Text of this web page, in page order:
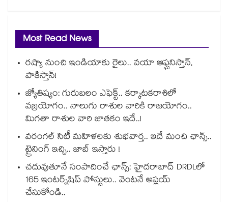
Most Read News
రష్యా నుంచి ఇండియాకు రైలు.. వయా ఆఫ్ఘనిస్తాన్,
పాకిస్తాన్!
జ్యోతిష్యం: గురుబలం ఎఫెక్ట్.. కర్కాటకరాశిలో
వజ్రయోగం.. నాలుగు రాశుల వారికి రాజయోగం..
మిగతా రాశుల వారి జాతకం ఇదే..!
వరంగల్ సిటీ మహిళలకు శుభవార్త.. ఇదే మంచి ఛాన్స్..
ట్రైనింగ్ ఇచ్చి.. జాబ్ ఇస్తారు !
చదువుతూనే సంపాదించే ఛాన్స్: హైదరాబాద్ DRDLలో
165 ఇంటర్న్‌షిప్ పోస్టులు.. వెంటనే అప్లయ్
చేసుకోండి..